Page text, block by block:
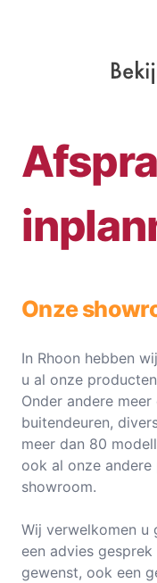
Onze
In Rhoon hebben
u al onze
Onder andere
buitendeuren,
meer dan 80
ook al onze
showroom.
Wij verwelkomen u
een advies
gewenst, ook een